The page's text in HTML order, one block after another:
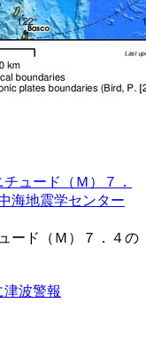
ュード（Ｍ）７．
海地震学センター
ード（Ｍ）７．４の
波警報